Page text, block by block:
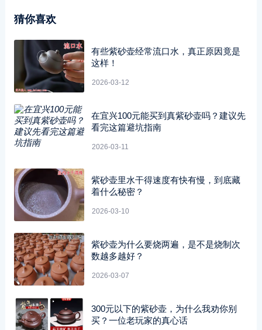
猜你喜欢
有些紫砂壶经常流口水，真正原因竟是
这样！
2026-03-12
在宜兴100元能买到真紫砂壶吗？建议先
看完这篇避坑指南
2026-03-11
紫砂壶里水干得速度有快有慢，到底藏
着什么秘密？
2026-03-10
紫砂壶为什么要烧两遍，是不是烧制次
数越多越好？
2026-03-07
300元以下的紫砂壶，为什么我劝你别
买？一位老玩家的真心话